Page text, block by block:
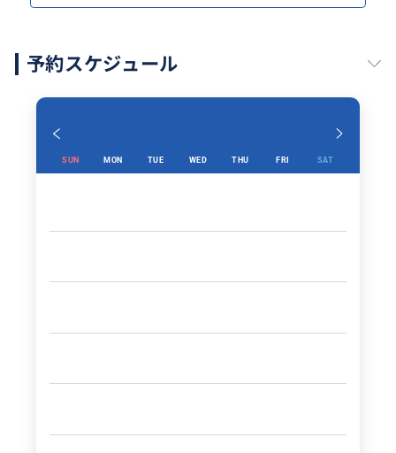
予約スケジュール
SUN MON TUE WED THU FRI SAT